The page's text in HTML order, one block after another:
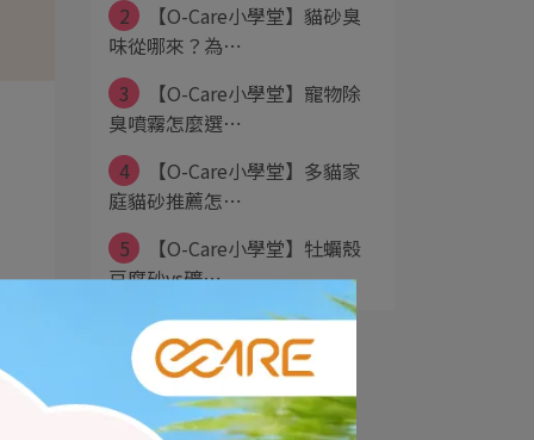
2
【O-Care小學堂】貓砂臭
味從哪來？為⋯
3
【O-Care小學堂】寵物除
臭噴霧怎麼選⋯
4
【O-Care小學堂】多貓家
庭貓砂推薦怎⋯
5
【O-Care小學堂】牡蠣殼
豆腐砂vs礦⋯